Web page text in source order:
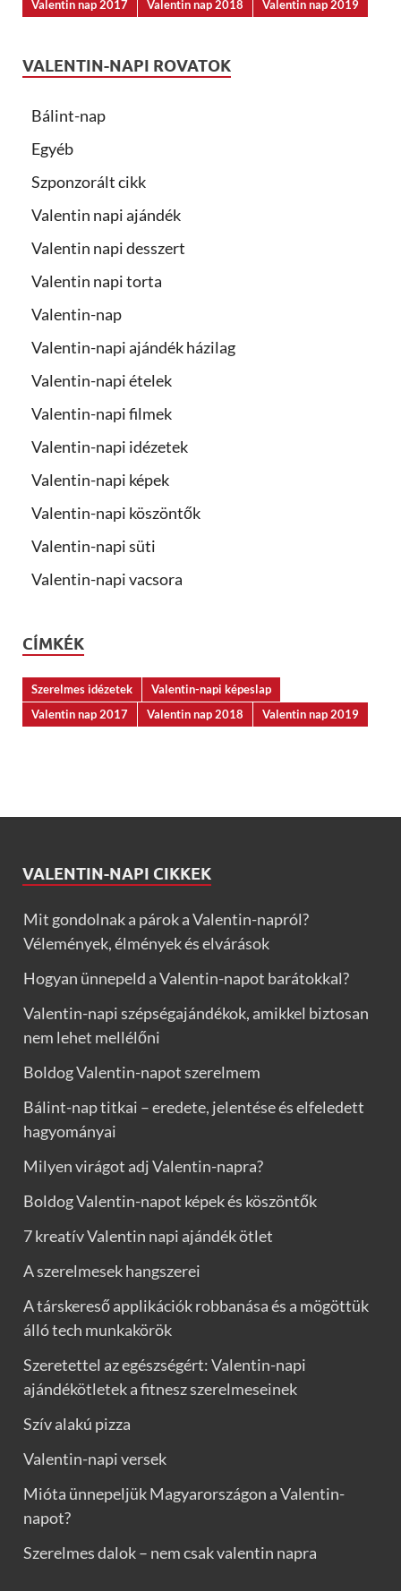
Valentin nap 2017 Valentin nap 2018 Valentin nap 2019
VALENTIN-NAPI ROVATOK
Bálint-nap
Egyéb
Szponzorált cikk
Valentin napi ajándék
Valentin napi desszert
Valentin napi torta
Valentin-nap
Valentin-napi ajándék házilag
Valentin-napi ételek
Valentin-napi filmek
Valentin-napi idézetek
Valentin-napi képek
Valentin-napi köszöntők
Valentin-napi süti
Valentin-napi vacsora
CÍMKÉK
Szerelmes idézetek
Valentin-napi képeslap
Valentin nap 2017
Valentin nap 2018 Valentin nap 2019
VALENTIN-NAPI CIKKEK
Mit gondolnak a párok a Valentin-napról?
Vélemények, élmények és elvárások
Hogyan ünnepeld a Valentin-napot barátokkal?
Valentin-napi szépségajándékok, amikkel biztosan
nem lehet mellélőni
Boldog Valentin-napot szerelmem
Bálint-nap titkai – eredete, jelentése és elfeledett
hagyományai
Milyen virágot adj Valentin-napra?
Boldog Valentin-napot képek és köszöntők
7 kreatív Valentin napi ajándék ötlet
A szerelmesek hangszerei
A társkereső applikációk robbanása és a mögöttük
álló tech munkakörök
Szeretettel az egészségért: Valentin-napi
ajándékötletek a fitnesz szerelmeseinek
Szív alakú pizza
Valentin-napi versek
Mióta ünnepeljük Magyarországon a Valentin-
napot?
Szerelmes dalok – nem csak valentin napra